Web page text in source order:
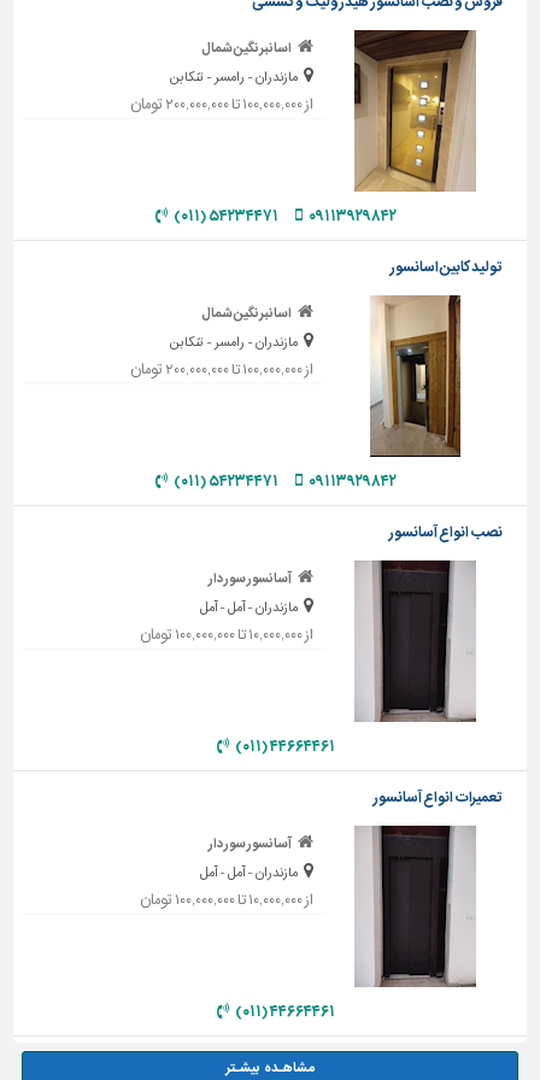
تاسیسات
ساختمان
شهرسازی،
ترافیک
سازه
اسانبرنگین شمال
مازندران - رامسر - تنکابن
از ۱۰۰,۰۰۰,۰۰۰ تا ۲۰۰,۰۰۰,۰۰۰ تومان
۰۹۱۱۳۹۲۹۸۴۲ ۵۴۲۳۴۴۷۱ (۰۱۱)
تولید کابین اسانسور
اسانبرنگین شمال
مازندران - رامسر - تنکابن
از ۱۰۰,۰۰۰,۰۰۰ تا ۲۰۰,۰۰۰,۰۰۰ تومان
۰۹۱۱۳۹۲۹۸۴۲ ۵۴۲۳۴۴۷۱ (۰۱۱)
نصب انواع آسانسور
آسانسور سوردار
مازندران - آمل - آمل
از ۱۰,۰۰۰,۰۰۰ تا ۱۰۰,۰۰۰,۰۰۰ تومان
۴۴۶۶۴۴۶۱ (۰۱۱)
تعمیرات انواع آسانسور
آسانسور سوردار
مازندران - آمل - آمل
از ۱۰,۰۰۰,۰۰۰ تا ۱۰۰,۰۰۰,۰۰۰ تومان
۴۴۶۶۴۴۶۱ (۰۱۱)